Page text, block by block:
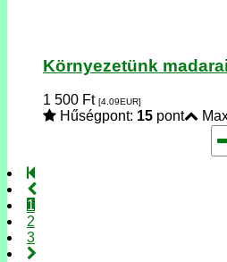
Környezetünk
1 500 Ft [4.09EUR]
Hűségpont: 15 pont
1
2
3